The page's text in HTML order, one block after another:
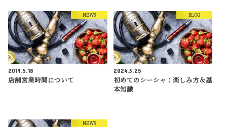
NEWS
2019.5.18
店舗営業時間について
BLOG
2024.3.25
初めてのシーシャ：楽しみ方＆基
本知識
NEWS